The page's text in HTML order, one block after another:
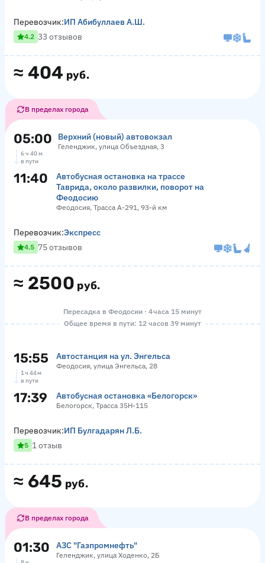
≈ 404 руб.
Перевозчик:ИП Абибуллаев А.Ш.
4.2 33 отзывов
В пределах города
05:00 Верхний (новый) автовокзал
Геленджик, улица Объездная, 3
6 ч 40 м
в пути
11:40
Автобусная остановка на трассе
Таврида, около развилки, поворот на
Феодосию
Феодосия, Трасса А-291, 93-й км
≈ 2500 руб.
Перевозчик:Экспресс
4.5 75 отзывов
Пересадка в Феодосии · 4 часа 15 минут
Общее время в пути: 12 часов 39 минут
15:55 Автостанция на ул. Энгельса
Феодосия, улица Энгельса, 28
1 ч 44 м
в пути
17:39 Автобусная остановка «Белогорск»
Белогорск, Трасса 35Н-115
≈ 645 руб.
Перевозчик:ИП Булгадарян Л.Б.
5 1 отзыв
В пределах города
01:30 АЗС "Газпромнефть"
Геленджик, улица Ходенко, 2Б